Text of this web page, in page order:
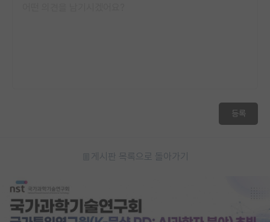
등록
게시판 목록으로 돌아가기